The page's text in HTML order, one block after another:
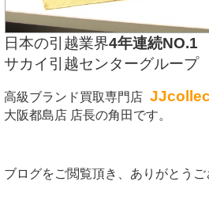
日本の引越業界4年連続NO.1
サカイ引越センターグループ
高級ブランド買取専門店
大阪都島店 店長の角田です。
ブログをご閲覧頂き、ありがとうご